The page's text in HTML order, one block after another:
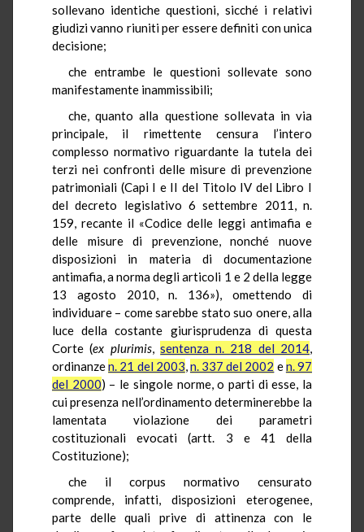
sollevano identiche questioni, sicché i relativi
giudizi vanno riuniti per essere definiti con unica
decisione;
che entrambe le questioni sollevate sono
manifestamente inammissibili;
che, quanto alla questione sollevata in via
principale, il rimettente censura l’intero
complesso normativo riguardante la tutela dei
terzi nei confronti delle misure di prevenzione
patrimoniali (Capi I e II del Titolo IV del Libro I
del decreto legislativo 6 settembre 2011, n.
159, recante il «Codice delle leggi antimafia e
delle misure di prevenzione, nonché nuove
disposizioni in materia di documentazione
antimafia, a norma degli articoli 1 e 2 della legge
13 agosto 2010, n. 136»), omettendo di
individuare – come sarebbe stato suo onere, alla
luce della costante giurisprudenza di questa
Corte (ex plurimis,sentenza n. 218 del 2014,
ordinanzen. 21 del 2003,n. 337 del 2002 en. 97
del 2000) – le singole norme, o parti di esse, la
cui presenza nell’ordinamento determinerebbe la
lamentata violazione dei parametri
costituzionali evocati (artt. 3 e 41 della
Costituzione);
che il corpus normativo censurato
comprende, infatti, disposizioni eterogenee,
parte delle quali prive di attinenza con le